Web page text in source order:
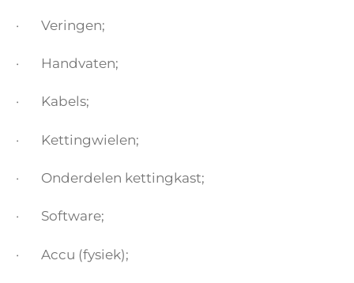
· Veringen;
· Handvaten;
· Kabels;
· Kettingwielen;
· Onderdelen kettingkast;
· Software;
· Accu (fysiek);